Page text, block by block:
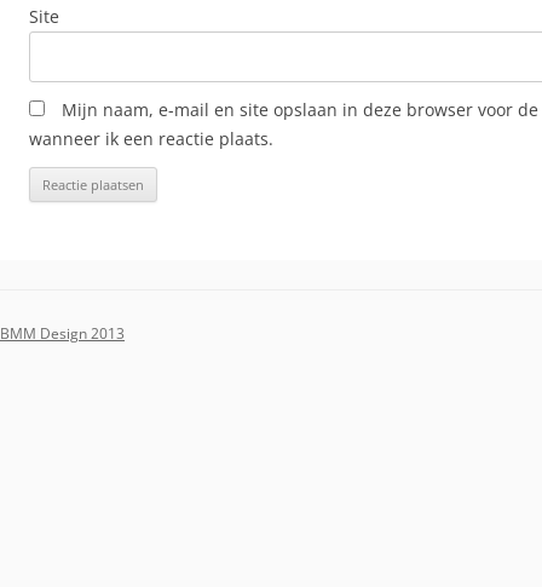
Site
Mijn naam, e-mail en site opslaan in deze browser voor
wanneer ik een reactie plaats.
BMM Design 2013